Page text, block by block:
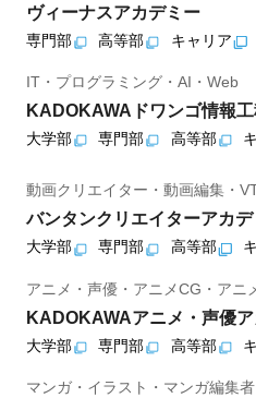
ヴィーナスアカデミー
専門部 高等部 キャリア
IT・プログラミング・AI・Web
KADOKAWAドワンゴ情報
大学部 専門部 高等部
動画クリエイター・動画編集・
バンタンクリエイターアカ
大学部 専門部 高等部
アニメ・声優・アニメCG・アニ
KADOKAWAアニメ・声優
大学部 専門部 高等部
マンガ・イラスト・マンガ編集